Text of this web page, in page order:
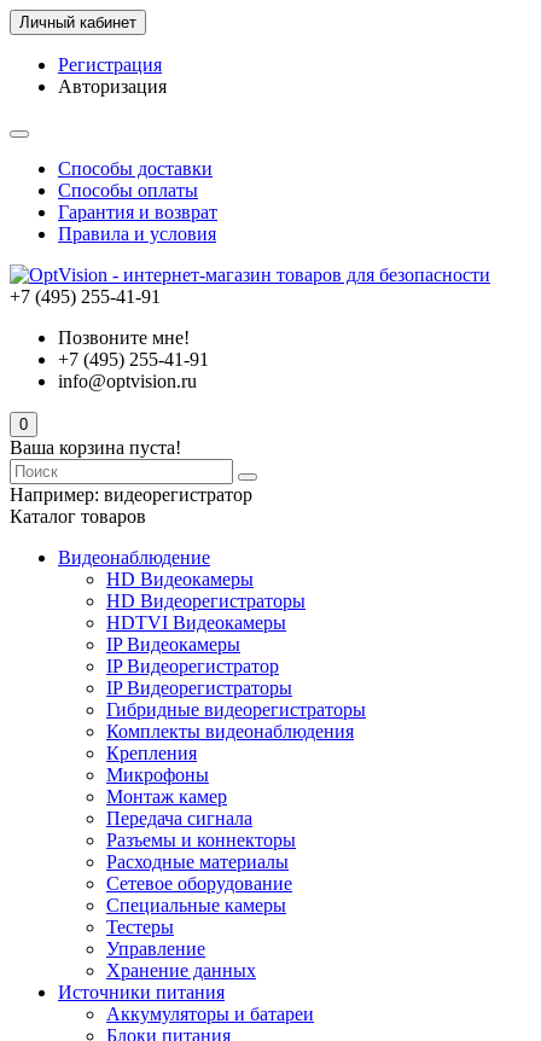
Личный кабинет
Регистрация
Авторизация
Способы доставки
Способы оплаты
Гарантия и возврат
Правила и условия
+7 (495) 255-41-91
Позвоните мне!
+7 (495) 255-41-91
info@optvision.ru
0
Ваша корзина пуста!
Например: видеорегистратор
Каталог товаров
Видеонаблюдение
HD Видеокамеры
HD Видеорегистраторы
HDTVI Видеокамеры
IP Видеокамеры
IP Видеорегистратор
IP Видеорегистраторы
Гибридные видеорегистраторы
Комплекты видеонаблюдения
Крепления
Микрофоны
Монтаж камер
Передача сигнала
Разъемы и коннекторы
Расходные материалы
Сетевое оборудование
Специальные камеры
Тестеры
Управление
Хранение данных
Источники питания
Аккумуляторы и батареи
Блоки питания